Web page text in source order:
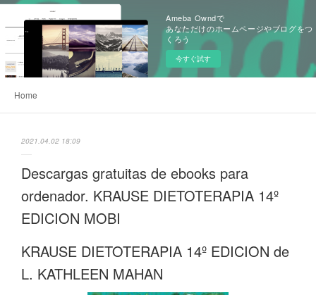
Ameba Owndで
あなただけのホームページやブログをつ
くろう
今すぐ試す
Home
2021.04.02 18:09
Descargas gratuitas de ebooks para
ordenador. KRAUSE DIETOTERAPIA 14º
EDICION MOBI
KRAUSE DIETOTERAPIA 14º EDICION de
L. KATHLEEN MAHAN